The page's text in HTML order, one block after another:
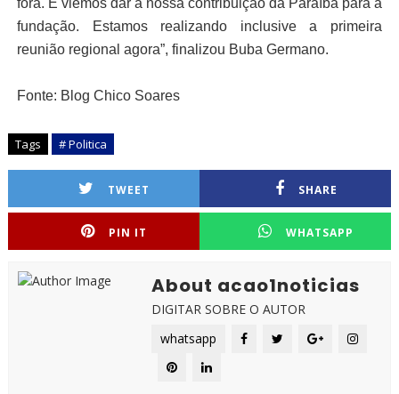
fora. E viemos dar a nossa contribuição da Paraíba para a
fundação. Estamos realizando inclusive a primeira
reunião regional agora”, finalizou Buba Germano.
Fonte: Blog Chico Soares
Tags # Politica
TWEET SHARE
PIN IT WHATSAPP
About acao1noticias
DIGITAR SOBRE O AUTOR
whatsapp